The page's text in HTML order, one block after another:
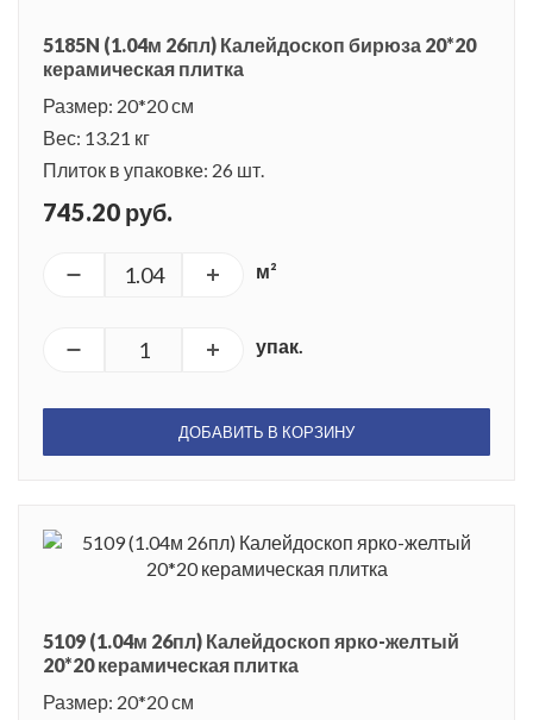
5185N (1.04м 26пл) Калейдоскоп бирюза 20*20
керамическая плитка
Размер: 20*20 см
Вес: 13.21 кг
Плиток в упаковке: 26 шт.
745.20 руб.
м²
упак.
ДОБАВИТЬ В КОРЗИНУ
5109 (1.04м 26пл) Калейдоскоп ярко-желтый
20*20 керамическая плитка
Размер: 20*20 см